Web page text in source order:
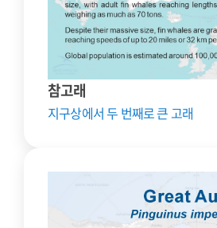
참고래
지구상에서 두 번째로 큰 고래